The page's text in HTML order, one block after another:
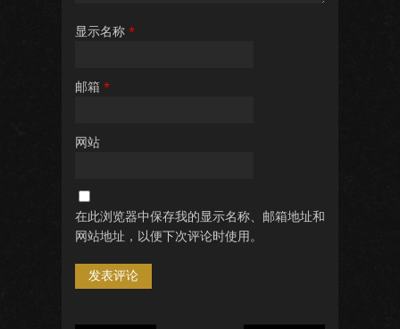
显示名称 *
邮箱 *
网站
在此浏览器中保存我的显示名称、邮箱地址和
网站地址，以便下次评论时使用。